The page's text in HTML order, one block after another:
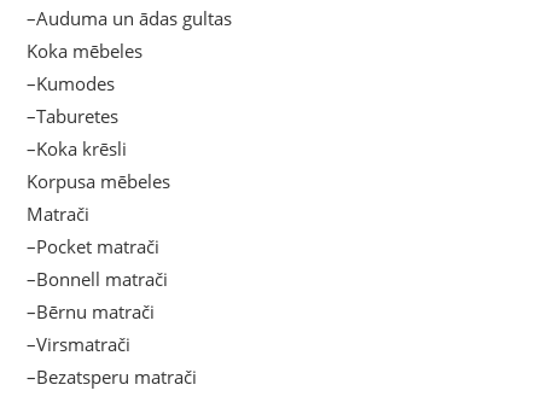
–Auduma un ādas gultas
Koka mēbeles
–Kumodes
–Taburetes
–Koka krēsli
Korpusa mēbeles
Matrači
–Pocket matrači
–Bonnell matrači
–Bērnu matrači
–Virsmatrači
–Bezatsperu matrači